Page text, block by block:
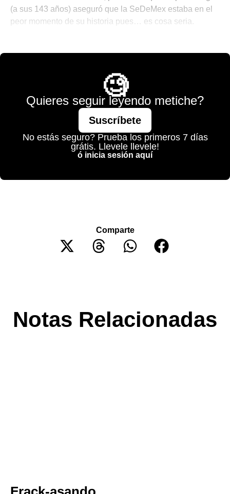
(a sus 143 años) aseguró que la SeDeMex estaba en el
peor momento de su historia pues… es cosa seria.
🧐
Quieres seguir leyendo metiche?
Suscríbete
No estás seguro? Prueba los primeros 7 días
grátis. Llevele llevele!
ó inicia sesión aquí
Comparte
Notas Relacionadas